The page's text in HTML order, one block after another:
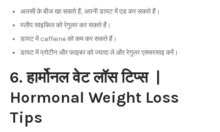
अलसी के बीज खा सकते हैं, अपनी डायट में एड कर सकते हैं।
स्लीप साइकिल को रेगुलर कर सकते हैं।
डायट में caffeine को कम कर सकते हैं।
डायट में प्रोटीन और फाइबर को ज्यादा ले और रेगुलर एक्सरसाइ करें।
6. हार्मोनल वेट लॉस टिप्स |
Hormonal Weight Loss
Tips